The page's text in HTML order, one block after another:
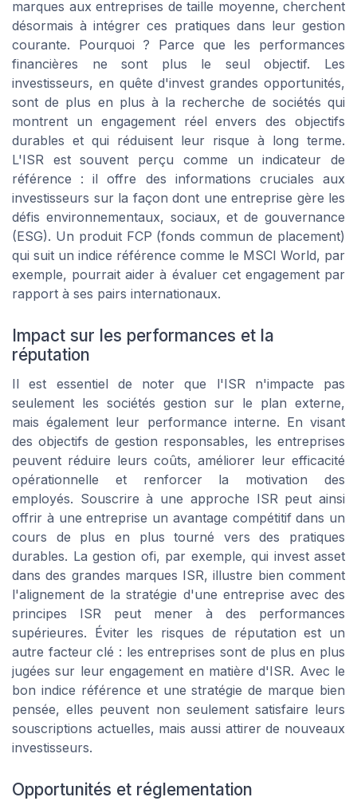
marques aux entreprises de taille moyenne, cherchent
désormais à intégrer ces pratiques dans leur gestion
courante. Pourquoi ? Parce que les performances
financières ne sont plus le seul objectif. Les
investisseurs, en quête d'invest grandes opportunités,
sont de plus en plus à la recherche de sociétés qui
montrent un engagement réel envers des objectifs
durables et qui réduisent leur risque à long terme.
L'ISR est souvent perçu comme un indicateur de
référence : il offre des informations cruciales aux
investisseurs sur la façon dont une entreprise gère les
défis environnementaux, sociaux, et de gouvernance
(ESG). Un produit FCP (fonds commun de placement)
qui suit un indice référence comme le MSCI World, par
exemple, pourrait aider à évaluer cet engagement par
rapport à ses pairs internationaux.
Impact sur les performances et la
réputation
Il est essentiel de noter que l'ISR n'impacte pas
seulement les sociétés gestion sur le plan externe,
mais également leur performance interne. En visant
des objectifs de gestion responsables, les entreprises
peuvent réduire leurs coûts, améliorer leur efficacité
opérationnelle et renforcer la motivation des
employés. Souscrire à une approche ISR peut ainsi
offrir à une entreprise un avantage compétitif dans un
cours de plus en plus tourné vers des pratiques
durables. La gestion ofi, par exemple, qui invest asset
dans des grandes marques ISR, illustre bien comment
l'alignement de la stratégie d'une entreprise avec des
principes ISR peut mener à des performances
supérieures. Éviter les risques de réputation est un
autre facteur clé : les entreprises sont de plus en plus
jugées sur leur engagement en matière d'ISR. Avec le
bon indice référence et une stratégie de marque bien
pensée, elles peuvent non seulement satisfaire leurs
souscriptions actuelles, mais aussi attirer de nouveaux
investisseurs.
Opportunités et réglementation